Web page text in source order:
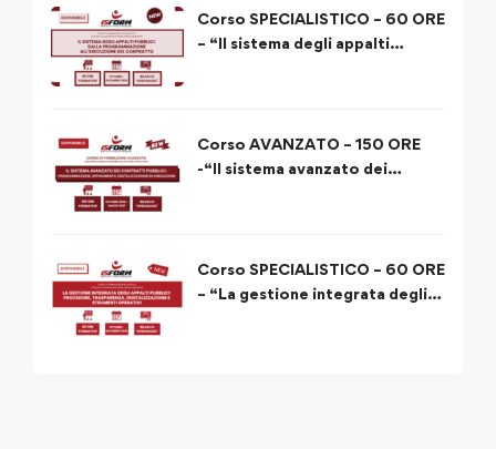
Corso SPECIALISTICO – 60 ORE
– “Il sistema degli appalti
Corso AVANZATO – 150 ORE
-“Il sistema avanzato dei
Corso SPECIALISTICO – 60 ORE
– “La gestione integrata degli